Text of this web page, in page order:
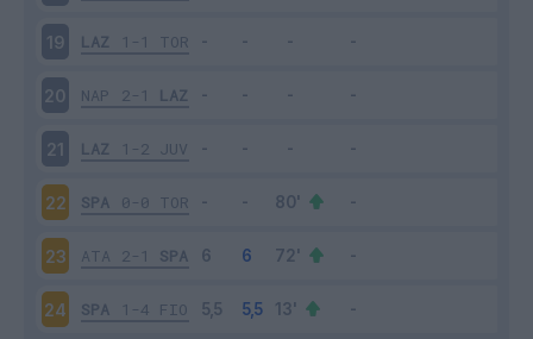
19 LAZ 1-1 TOR
20 NAP 2-1 LAZ
21 LAZ 1-2 JUV
22 SPA 0-0 TOR
23 ATA 2-1 SPA
24 SPA 1-4 FIO